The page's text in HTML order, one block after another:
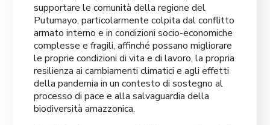
supportare le comunità della regione del
Putumayo, particolarmente colpita dal conflitto
armato interno e in condizioni socio-economiche
complesse e fragili, affinché possano migliorare
le proprie condizioni di vita e di lavoro, la propria
resilienza ai cambiamenti climatici e agli effetti
della pandemia in un contesto di sostegno al
processo di pace e alla salvaguardia della
biodiversità amazzonica.